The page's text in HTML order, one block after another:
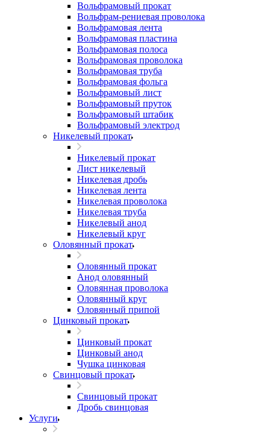
Вольфрамовый прокат
Вольфрам-рениевая проволока
Вольфрамовая лента
Вольфрамовая пластина
Вольфрамовая полоса
Вольфрамовая проволока
Вольфрамовая труба
Вольфрамовая фольга
Вольфрамовый лист
Вольфрамовый пруток
Вольфрамовый штабик
Вольфрамовый электрод
Никелевый прокат
Никелевый прокат
Лист никелевый
Никелевая дробь
Никелевая лента
Никелевая проволока
Никелевая труба
Никелевый анод
Никелевый круг
Оловянный прокат
Оловянный прокат
Анод оловянный
Оловянная проволока
Оловянный круг
Оловянный припой
Цинковый прокат
Цинковый прокат
Цинковый анод
Чушка цинковая
Свинцовый прокат
Свинцовый прокат
Дробь свинцовая
Услуги